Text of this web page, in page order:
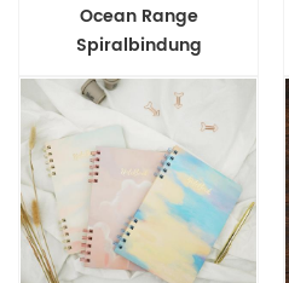
Ocean Range
Spiralbindung
umweltfreundliches
Hardcover-Notizbuch